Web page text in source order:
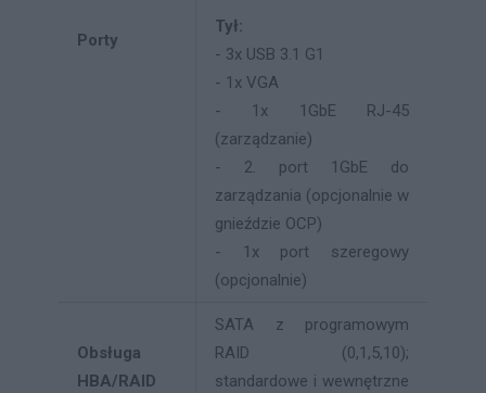
Porty
Tył:
- 3x USB 3.1 G1
- 1x VGA
- 1x 1GbE RJ-45
(zarządzanie)
- 2. port 1GbE do
zarządzania (opcjonalnie w
gnieździe OCP)
- 1x port szeregowy
(opcjonalnie)
Obsługa
HBA/RAID
SATA z programowym
RAID (0,1,5,10);
standardowe i wewnętrzne